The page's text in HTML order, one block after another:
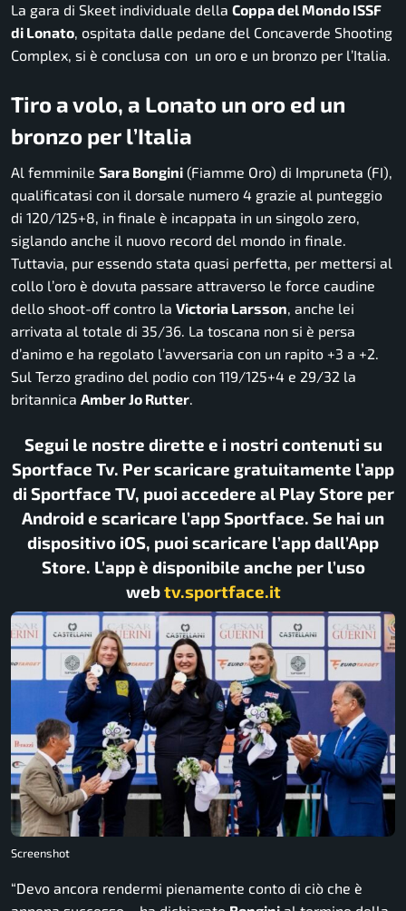
La gara di Skeet individuale della Coppa del Mondo ISSF
di Lonato, ospitata dalle pedane del Concaverde Shooting
Complex, si è conclusa con un oro e un bronzo per l’Italia.
Tiro a volo, a Lonato un oro ed un
bronzo per l’Italia
Al femminile Sara Bongini (Fiamme Oro) di Impruneta (FI),
qualificatasi con il dorsale numero 4 grazie al punteggio
di 120/125+8, in finale è incappata in un singolo zero,
siglando anche il nuovo record del mondo in finale.
Tuttavia, pur essendo stata quasi perfetta, per mettersi al
collo l’oro è dovuta passare attraverso le force caudine
dello shoot-off contro la Victoria Larsson , anche lei
arrivata al totale di 35/36. La toscana non si è persa
d’animo e ha regolato l’avversaria con un rapito +3 a +2.
Sul Terzo gradino del podio con 119/125+4 e 29/32 la
britannica Amber Jo Rutter
Segui le nostre dirette e i nostri contenuti su
Sportface Tv. Per scaricare gratuitamente l’app
di Sportface TV, puoi accedere al Play Store per
Android e scaricare l’app Sportface. Se hai un
dispositivo iOS, puoi scaricare l’app dall’App
Store. L’app è disponibile anche per l’uso
webtv.sportface.it
Screenshot
“Devo ancora rendermi pienamente conto di ciò che è